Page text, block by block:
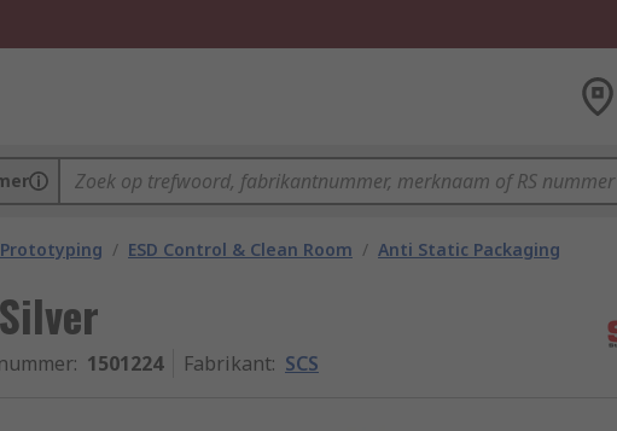
Prototyping / ESD Control & Clean Room / Anti Static Packaging
: 1501224 Fabrikant: SCS